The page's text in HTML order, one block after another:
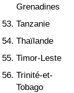
Grenadines
Tanzanie
Thaïlande
Timor-Leste
Trinité-et-
Tobago